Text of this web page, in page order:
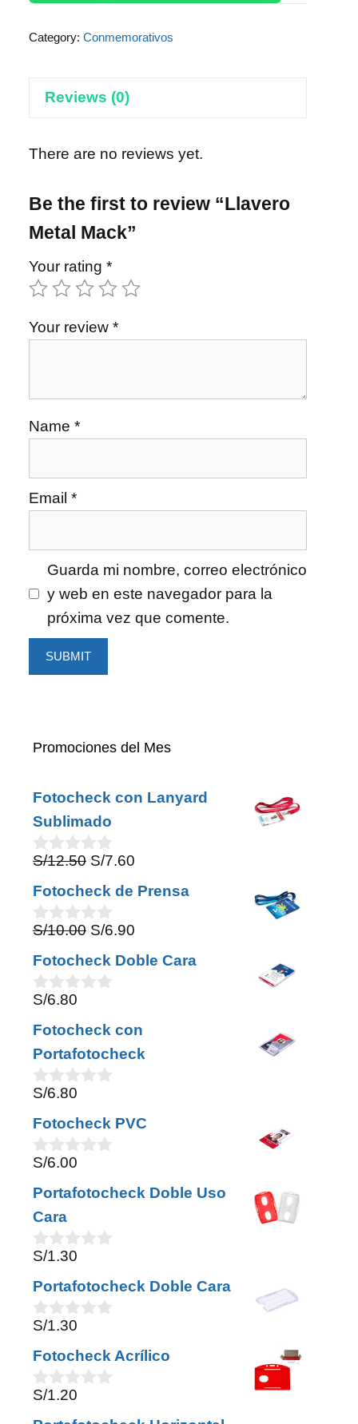
Category: Conmemorativos
Reviews (0)
There are no reviews yet.
Be the first to review “Llavero
Metal Mack”
Your rating *
Your review *
Name *
Email *
Guarda mi nombre, correo electrónico
y web en este navegador para la
próxima vez que comente.
Promociones del Mes
Fotocheck con Lanyard
Sublimado
0
u
t
o
f
5
S/12.50 Original
price
was:
S/12.50.
S/7.60
price
Fotocheck de Prensa
0
u
t
o
f
5
S/10.00 Original
price
was:
S/6.90
price
Fotocheck Doble Cara
0
u
t
o
f
5
S/6.80
Fotocheck con
Portafotocheck
0
u
t
o
f
5
S/6.80
Fotocheck PVC
0
u
t
o
f
5
S/6.00
Portafotocheck Doble Uso
Cara
0
u
t
o
f
5
S/1.30
Portafotocheck Doble Cara
0
u
t
o
f
5
S/1.30
Fotocheck Acrílico
0
S/1.20